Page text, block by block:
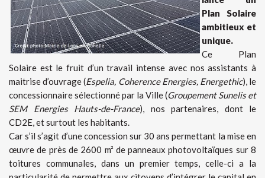
Plan Solaire
ambitieux et
unique.
Ce Plan
Solaire est le fruit d’un travail intense avec nos assistants à
maitrise d’ouvrage (Espelia, Coherence Energies, Energethic), le
concessionnaire sélectionné par la Ville (Groupement Sunelis et
SEM Energies Hauts-de-France), nos partenaires, dont le
CD2E, et surtout les habitants.
Car s’il s’agit d’une concession sur 30 ans permettant la mise en
œuvre de près de 2600 m² de panneaux photovoltaïques sur 8
toitures communales, dans un premier temps, celle-ci a la